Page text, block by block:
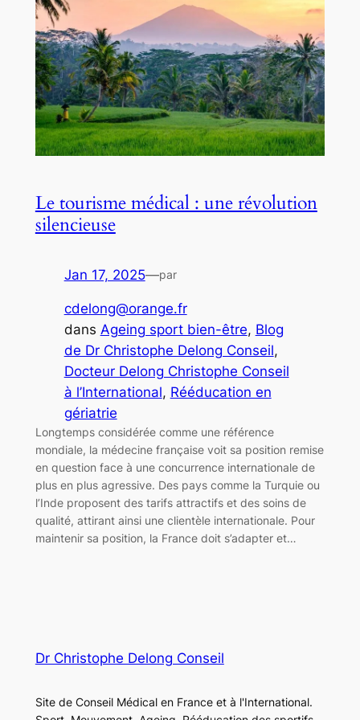
Le tourisme médical : une révolution
silencieuse
Jan 17, 2025—par
cdelong@orange.fr
dans Ageing sport bien-être, Blog
de Dr Christophe Delong Conseil
Docteur Delong Christophe Conseil
à l’International, Rééducation en
gériatrie
Longtemps considérée comme une référence
mondiale, la médecine française voit sa position remise
en question face à une concurrence internationale de
plus en plus agressive. Des pays comme la Turquie ou
l’Inde proposent des tarifs attractifs et des soins de
qualité, attirant ainsi une clientèle internationale. Pour
maintenir sa position, la France doit s’adapter et…
Dr Christophe Delong Conseil
Site de Conseil Médical en France et à l'International.